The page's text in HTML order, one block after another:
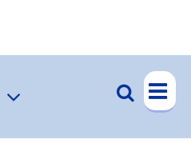
V
e
Suche
V
e
r